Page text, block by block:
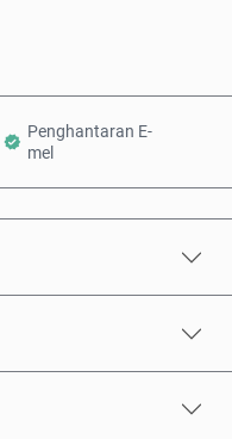
Penghantaran E-
mel